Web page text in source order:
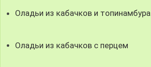
Оладьи из кабачков и топинамбура
Оладьи из кабачков с перцем